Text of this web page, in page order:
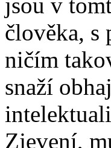
jsou v
člověka, s
ničím
snaží
Zjevení,